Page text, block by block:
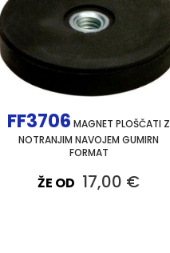
FF3706 MAGNET PLOŠČATI Z
NOTRANJIM NAVOJEM GUMIRN
FORMAT
ŽE OD 17,00 €